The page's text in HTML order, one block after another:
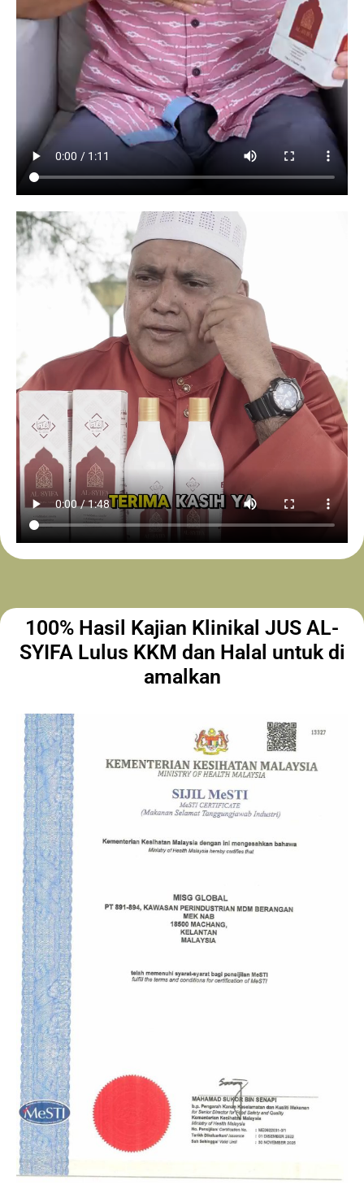
100% Hasil Kajian Klinikal JUS AL-
SYIFA Lulus KKM dan Halal untuk di
amalkan